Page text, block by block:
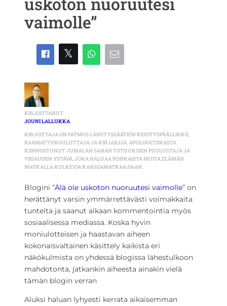
vaimolle”
KIRJOITTANUT
JOUNI LALLUKKA
KIRJOITTAJA ON PATMOS LÄHETYSSÄÄTIÖN KEHITYSPÄÄLLIKKÖ,
RAAMATTUKOULUTTAJA JA KIRJAILIJA. APOLOGETIIKASTA
KIINNOSTUNUT JUMALAN SANAN TOTUUKSIEN PUOLUSTAJA JA
VIISAUDEN YSTÄVÄ, JOKA HALUAA ROHKAISTA MUITA ELÄMÄN
MATKALLA KULKEVIA KANSSAMATKAAJIAAN.
Blogini ”Älä ole uskoton nuoruutesi vaimolle” on
herättänyt varsin ymmärrettävästi voimakkaita
tunteita ja saanut aikaan kommentointia myös
sosiaalisessa mediassa. Koska hyvin
moniulotteisen ja haastavan aiheen
kokonaisvaltainen käsittely kaikista eri
näkökulmista on yhdessä blogissa lähestulkoon
mahdotonta, jatkankin aiheesta ainakin vielä
tämän blogin verran
Aluksi haluan lyhyesti kerrata aikaisemman